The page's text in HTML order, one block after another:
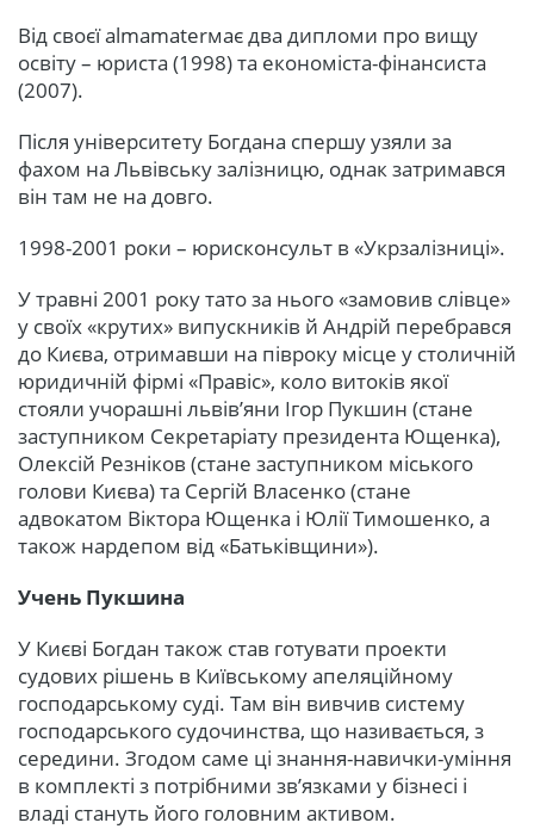
Від своєї almamaterмає два дипломи про вищу
освіту – юриста (1998) та економіста-фінансиста
(2007).
Після університету Богдана спершу узяли за
фахом на Львівську залізницю, однак затримався
він там не на довго.
1998-2001 роки – юрисконсульт в «Укрзалізниці».
У травні 2001 року тато за нього «замовив слівце»
у своїх «крутих» випускників й Андрій перебрався
до Києва, отримавши на півроку місце у столичній
юридичній фірмі «Правіс», коло витоків якої
стояли учорашні львів’яни Ігор Пукшин (стане
заступником Секретаріату президента Ющенка),
Олексій Резніков (стане заступником міського
голови Києва) та Сергій Власенко (стане
адвокатом Віктора Ющенка і Юлії Тимошенко, а
також нардепом від «Батьківщини»).
Учень Пукшина
У Києві Богдан також став готувати проекти
судових рішень в Київському апеляційному
господарському суді. Там він вивчив систему
господарського судочинства, що називається, з
середини. Згодом саме ці знання-навички-уміння
в комплекті з потрібними зв’язками у бізнесі і
владі стануть його головним активом.